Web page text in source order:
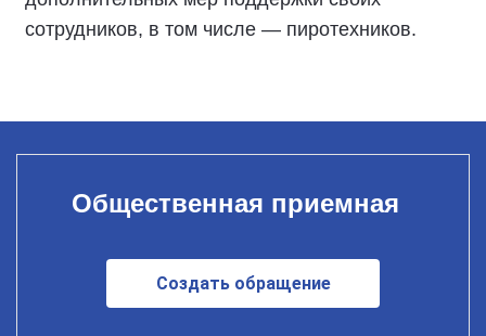
сотрудников, в том числе — пиротехников.
Общественная приемная
Создать обращение